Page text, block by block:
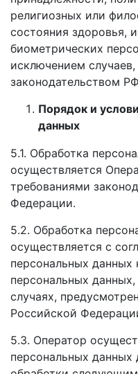
религиозных или
состояния здоровья,
биометрических
исключением
законодательством
Порядок и
данных
5.1. Обработка
осуществляется
требованиями
Федерации.
5.2. Обработка
осуществляется с
персональных данных
персональных
случаях,
Российской
5.3. Оператор
персональных